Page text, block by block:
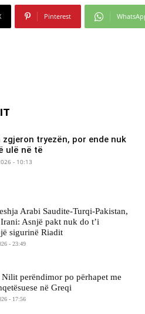
Pinterest
zgjeron tryezën, por ende nuk
ulë në të
- 10:13
Arabi Saudite-Turqi-Pakistan,
Asnjë pakt nuk do t’i
sigurinë Riadit
- 23:49
perëndimor po përhapet me
në Greqi
- 17:56